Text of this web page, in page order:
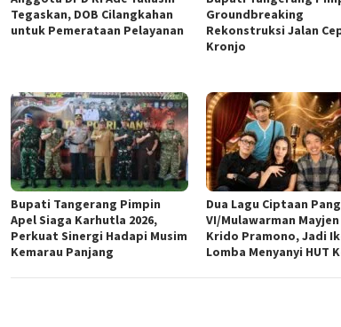
Tegaskan, DOB Cilangkahan
untuk Pemerataan Pelayanan
Groundbreaking
Rekonstruksi Jalan
Kronjo
Bupati Tangerang Pimpin
Apel Siaga Karhutla 2026,
Perkuat Sinergi Hadapi Musim
Kemarau Panjang
Dua Lagu Ciptaan
VI/Mulawarman Mayjen
Krido Pramono, Jadi
Lomba Menyanyi HUT